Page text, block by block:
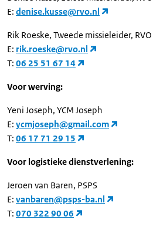
E: denise.kusse@rvo.nl
Rik Roeske, Tweede missieleider, RVO
E: rik.roeske@rvo.nl
T: 06 25 51 67 14
Voor werving:
Yeni Joseph, YCM Joseph
E: ycmjoseph@gmail.com
T: 06 17 71 29 15
Voor logistieke dienstverlening:
Jeroen van Baren, PSPS
E: vanbaren@psps-ba.nl
T: 070 322 90 06